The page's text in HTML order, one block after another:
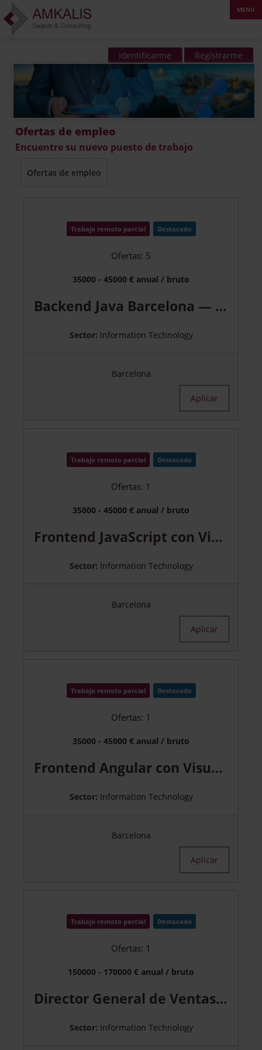
Identificarme Registrarme
Ofertas de empleo
Encuentre su nuevo puesto de trabajo
Ofertas de empleo
Trabajo remoto parcial Destacado
Ofertas: 5
35000 - 45000 € anual / bruto
Backend Java Barcelona — Empresa final
Sector: Information Technology
Barcelona
Aplicar
Trabajo remoto parcial Destacado
Ofertas: 1
35000 - 45000 € anual / bruto
Frontend JavaScript con Visualización 2D/3D – Empresa Final
Sector: Information Technology
Barcelona
Aplicar
Trabajo remoto parcial Destacado
Ofertas: 1
35000 - 45000 € anual / bruto
Frontend Angular con Visualización 3D – Empresa Final
Sector: Information Technology
Barcelona
Aplicar
Trabajo remoto parcial Destacado
Ofertas: 1
150000 - 170000 € anual / bruto
Director General de Ventas – Consultoría Tecnológica Servicios IT
Sector: Information Technology